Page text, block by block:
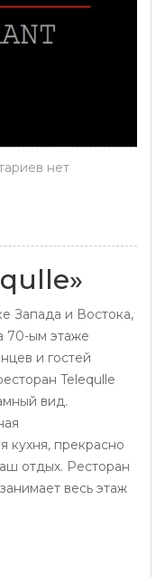
нет
Запада и Востока,
70-ым этаже
и гостей
Telequlle
вид.
кухня, прекрасно
отдых. Ресторан
весь этаж